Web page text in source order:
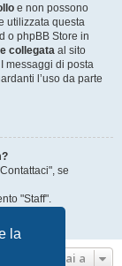
la
e non possono
utilizzata questa
o phpBB Store in
collegata al sito
messaggi di posta
l’uso da parte
se
"Staff".
Vai a